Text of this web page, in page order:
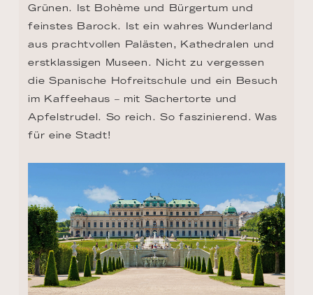
Grünen. Ist Bohème und Bürgertum und
feinstes Barock. Ist ein wahres Wunderland
aus prachtvollen Palästen, Kathedralen und
erstklassigen Museen. Nicht zu vergessen
die Spanische Hofreitschule und ein Besuch
im Kaffeehaus – mit Sachertorte und
Apfelstrudel. So reich. So faszinierend. Was
für eine Stadt!